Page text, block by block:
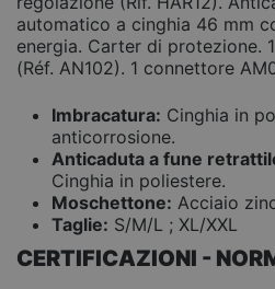
automatico a cinghia 46 mm
energia. Carter di protezione.
(Réf. AN102). 1 connettore
Imbracatura: Cinghia in
anticorrosione.
Anticaduta a fune
Cinghia in poliestere.
Moschettone: Acciaio
Taglie: S/M/L ; XL/XXL
CERTIFICAZIONI -